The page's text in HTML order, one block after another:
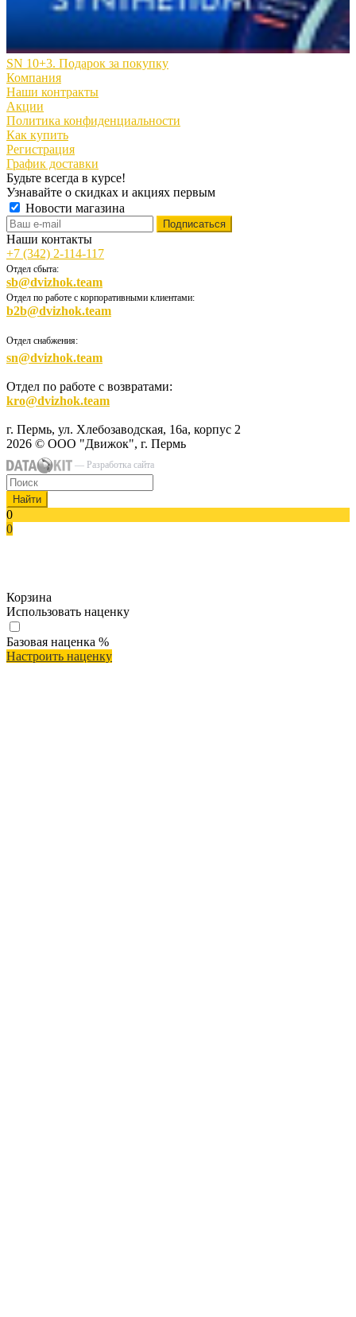
SN 10+3. Подарок за покупку
Компания
Наши контракты
Акции
Политика конфиденциальности
Как купить
Регистрация
График доставки
Будьте всегда в курсе!
Узнавайте о скидках и акциях первым
Новости магазина
Наши контакты
+7 (342) 2-114-117
Отдел сбыта:
sb@dvizhok.team
Отдел по работе с корпоративными клиентами:
b2b@dvizhok.team
Отдел снабжения:
sn@dvizhok.team
Отдел по работе с возвратами:
kro@dvizhok.team
г. Пермь, ул. Хлебозаводская, 16а, корпус 2
2026 © ООО "Движок", г. Пермь
— Разработка сайта
Найти
0
0
Корзина
Использовать наценку
Базовая наценка %
Настроить наценку